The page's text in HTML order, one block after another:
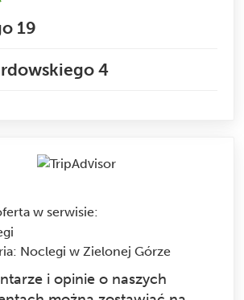
19
4
w serwisie:
Noclegi w Zielonej Górze
i opinie o naszych